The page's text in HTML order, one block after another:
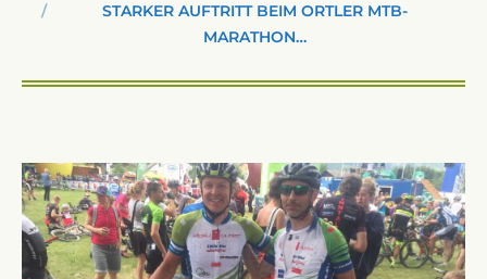
STARKER AUFTRITT BEIM ORTLER MTB-
MARATHON…